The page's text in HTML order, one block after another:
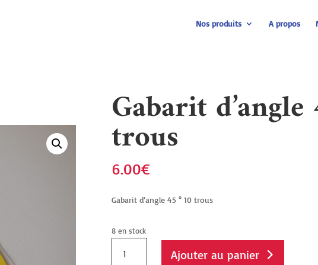
Nos produits A propos
Gabarit d’angle
trous
6.00€
Gabarit d’angle 45 ° 10 trous
8 en stock
Ajouter au panier